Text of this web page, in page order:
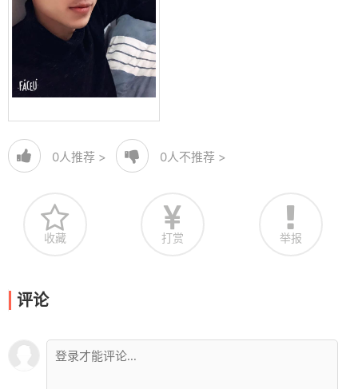
0人推荐 > 0人不推荐 >
收藏 打赏 举报
评论